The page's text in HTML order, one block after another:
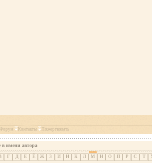
Форум
Контакты Пожертвовать
в имени автора
Г Д Е Ё Ж З И Й К Л М Н О П Р С Т